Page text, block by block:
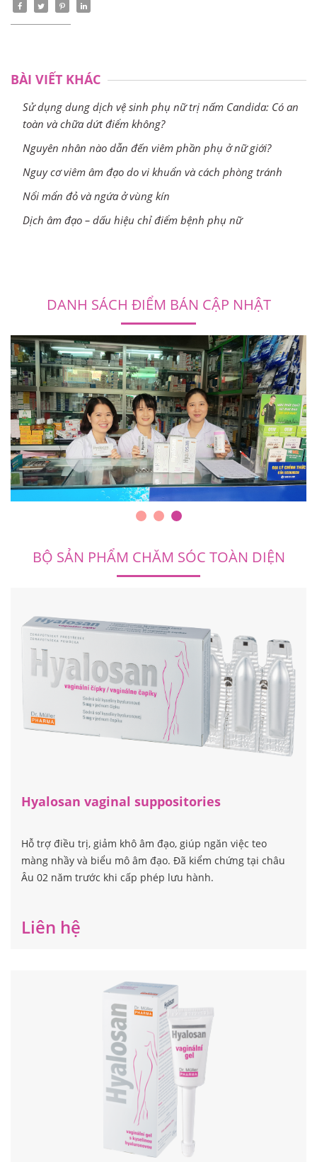
BÀI VIẾT KHÁC
Sử dụng dung dịch vệ sinh phụ nữ trị nấm Candida: Có an
toàn và chữa dứt điểm không?
Nguyên nhân nào dẫn đến viêm phần phụ ở nữ giới?
Nguy cơ viêm âm đạo do vi khuẩn và cách phòng tránh
Nổi mẩn đỏ và ngứa ở vùng kín
Dịch âm đạo – dấu hiệu chỉ điểm bệnh phụ nữ
DANH SÁCH ĐIỂM BÁN CẬP NHẬT
BỘ SẢN PHẨM CHĂM SÓC TOÀN DIỆN
Hyalosan vaginal suppositories
Hỗ trợ điều trị, giảm khô âm đạo, giúp ngăn việc teo
màng nhầy và biểu mô âm đạo. Đã kiểm chứng tại châu
Âu 02 năm trước khi cấp phép lưu hành.
Liên hệ